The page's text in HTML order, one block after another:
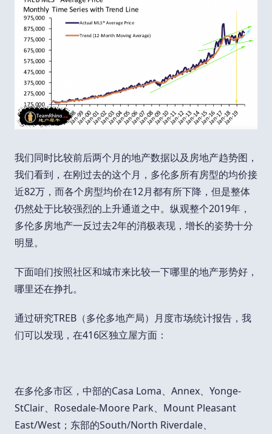
我们同时比较前后两个月的地产数据以及房地产趋势图，
我们看到，在刚过去的这个月，多伦多所有房型的均价接
近82万，而各个房型均价在12月都有所下降，但是整体
仍然处于比较强烈的上升通道之中。纵观整个2019年，
多伦多房地产一反过去2年的消极表现，增长的姿势十分
明显。
下面咱们按照社区和城市来比较一下哪里的地产形势好，
哪里还在挣扎。
通过研究TREB（多伦多地产局）月度市场统计报告，我
们可以发现，在416区独立屋方面：
在多伦多市区，中部的Casa Loma、Annex、Yonge-
StClair、Rosedale-Moore Park、Mount Pleasant
East/West；东部的South/North Riverdale、